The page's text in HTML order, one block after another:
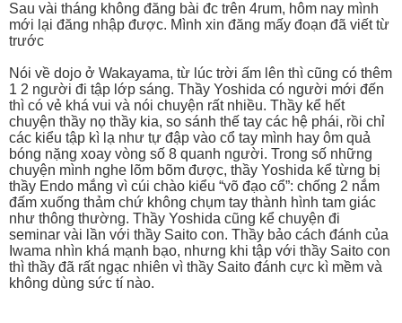
Sau vài tháng không đăng bài đc trên 4rum, hôm nay mình
mới lại đăng nhập được. Mình xin đăng mấy đoạn đã viết từ
trước
Nói về dojo ở Wakayama, từ lúc trời ấm lên thì cũng có thêm
1 2 người đi tập lớp sáng. Thầy Yoshida có người mới đến
thì có vẻ khá vui và nói chuyện rất nhiều. Thầy kể hết
chuyện thầy nọ thầy kia, so sánh thế tay các hệ phái, rồi chỉ
các kiểu tập kì lạ như tự đập vào cổ tay mình hay ôm quả
bóng nặng xoay vòng số 8 quanh người. Trong số những
chuyện mình nghe lõm bõm được, thầy Yoshida kể từng bị
thầy Endo mắng vì cúi chào kiểu “võ đạo cổ”: chống 2 nắm
đấm xuống thảm chứ không chụm tay thành hình tam giác
như thông thường. Thầy Yoshida cũng kể chuyện đi
seminar vài lần với thầy Saito con. Thầy bảo cách đánh của
Iwama nhìn khá mạnh bạo, nhưng khi tập với thầy Saito con
thì thầy đã rất ngạc nhiên vì thầy Saito đánh cực kì mềm và
không dùng sức tí nào.